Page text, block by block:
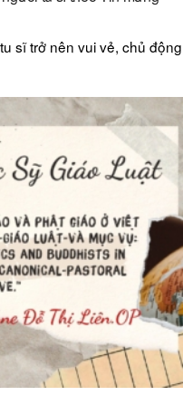
sĩ trở nên vui vẻ, chủ động